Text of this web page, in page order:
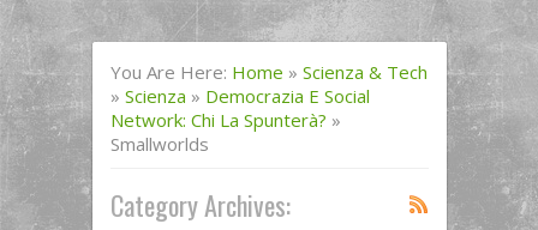
You Are Here: Home » Scienza & Tech
» Scienza » Democrazia E Social
Network: Chi La Spunterà? »
Smallworlds
Category Archives: